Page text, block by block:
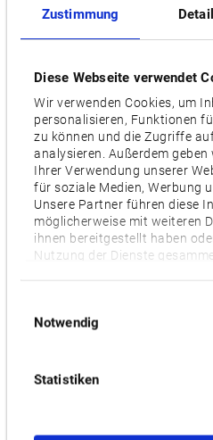
Zustimmung
Diese Webseite verwendet
Wir verwenden Cookies, um
personalisieren, Funktionen
zu können und die Zugriffe
analysieren. Außerdem
Ihrer Verwendung unserer
für soziale Medien, Werbung
Unsere Partner führen diese
möglicherweise mit weiteren
ihnen bereitgestellt haben
Nutzung der Dienste
Notwendig
Statistiken
Videos / Downloads
ZUGEHÖRIGE